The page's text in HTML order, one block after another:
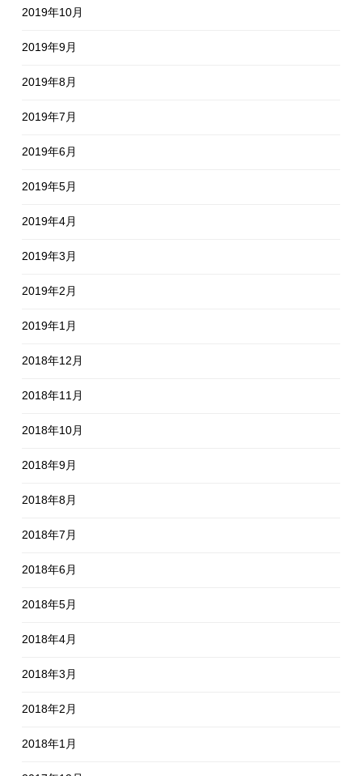
2019年10月
2019年9月
2019年8月
2019年7月
2019年6月
2019年5月
2019年4月
2019年3月
2019年2月
2019年1月
2018年12月
2018年11月
2018年10月
2018年9月
2018年8月
2018年7月
2018年6月
2018年5月
2018年4月
2018年3月
2018年2月
2018年1月